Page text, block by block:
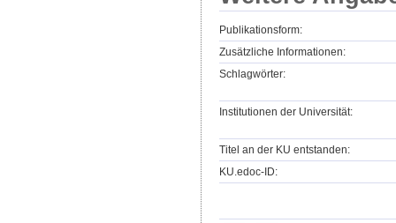
Publikationsform:
Zusätzliche Informationen:
Schlagwörter:
Institutionen der Universität:
Titel an der KU entstanden:
KU.edoc-ID: